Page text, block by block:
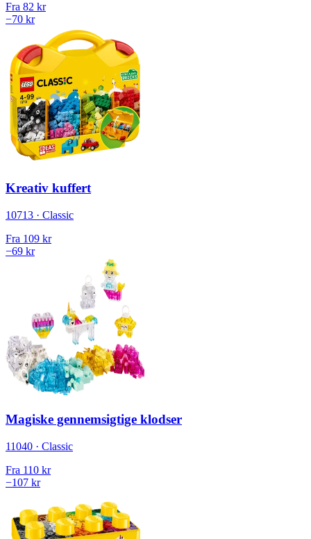
Fra 82 kr
−70 kr
Kreativ kuffert
10713 · Classic
Fra 109 kr
−69 kr
Magiske gennemsigtige klodser
11040 · Classic
Fra 110 kr
−107 kr